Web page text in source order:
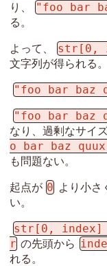
り、
"foo bar
る。
よって、 str[0,
文字列が得られる。
"foo bar baz
"foo bar baz
なり、過剰なサイ
o bar baz
も問題ない。
起点が 0 より小さ
い。
str[0, index]
r の先頭から
れる。